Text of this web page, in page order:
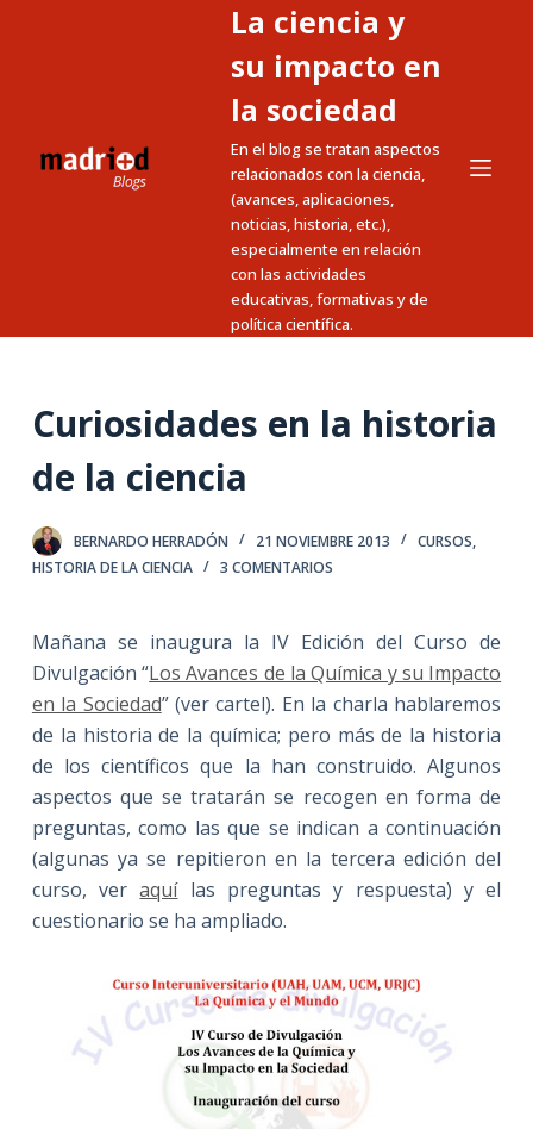
n
n
d
La ciencia y
su impacto en
la sociedad
En el blog se tratan aspectos
relacionados con la ciencia,
(avances, aplicaciones,
noticias, historia, etc.),
especialmente en relación
con las actividades
educativas, formativas y de
política científica.
Curiosidades en la historia
de la ciencia
BERNARDO HERRADÓN 21 NOVIEMBRE 2013 CURSOS,
HISTORIA DE LA CIENCIA
3 COMENTARIOS
Mañana se inaugura la IV Edición del Curso de
Divulgación “Los Avances de la Química y su Impacto
en la Sociedad” (ver cartel). En la charla hablaremos
de la historia de la química; pero más de la historia
de los científicos que la han construido. Algunos
aspectos que se tratarán se recogen en forma de
preguntas, como las que se indican a continuación
(algunas ya se repitieron en la tercera edición del
curso, veraquílas preguntas y respuesta) y el
cuestionario se ha ampliado.